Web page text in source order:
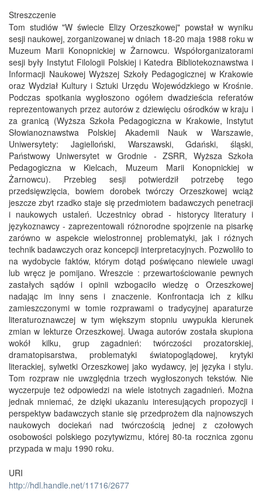
Streszczenie
Tom studiów "W świecie Elizy Orzeszkowej" powstał w wyniku
sesji naukowej, zorganizowanej w dniach 18-20 maja 1988 roku w
Muzeum Marii Konopnickiej w Żarnowcu. Współorganizatorami
sesji były Instytut Filologii Polskiej i Katedra Bibliotekoznawstwa i
Informacji Naukowej Wyższej Szkoły Pedagogicznej w Krakowie
oraz Wydział Kultury i Sztuki Urzędu Wojewódzkiego w Krośnie.
Podczas spotkania wygłoszono ogółem dwadzieścia referatów
reprezentowanych przez autorów z dziewięciu ośrodków w kraju i
za granicą (Wyższa Szkoła Pedagogiczna w Krakowie, Instytut
Słowianoznawstwa Polskiej Akademii Nauk w Warszawie,
Uniwersytety: Jagielloński, Warszawski, Gdański, śląski,
Państwowy Uniwersytet w Grodnie - ZSRR, Wyższa Szkoła
Pedagogiczna w Kielcach, Muzeum Marii Konopnickiej w
Żarnowcu). Przebieg sesji potwierdził potrzebę tego
przedsięwzięcia, bowiem dorobek twórczy Orzeszkowej wciąż
jeszcze zbyt rzadko staje się przedmiotem badawczych penetracji
i naukowych ustaleń. Uczestnicy obrad - historycy literatury i
językoznawcy - zaprezentowali różnorodne spojrzenie na pisarkę
zarówno w aspekcie wielostronnej problematyki, jak i różnych
technik badawczych oraz koncepcji interpretacyjnych. Pozwoliło to
na wydobycie faktów, którym dotąd poświęcano niewiele uwagi
lub wręcz je pomijano. Wreszcie : przewartościowanie pewnych
zastałych sądów i opinii wzbogaciło wiedzę o Orzeszkowej
nadając im inny sens i znaczenie. Konfrontacja ich z kilku
zamieszczonymi w tomie rozprawami o tradycyjnej aparaturze
literaturoznawczej w tym większym stopniu uwypukla kierunek
zmian w lekturze Orzeszkowej. Uwaga autorów została skupiona
wokół kilku, grup zagadnień: twórczości prozatorskiej,
dramatopisarstwa, problematyki światopoglądowej, krytyki
literackiej, sylwetki Orzeszkowej jako wydawcy, jej języka i stylu.
Tom rozpraw nie uwzględnia trzech wygłoszonych tekstów. Nie
wyczerpuje też odpowiedzi na wiele istotnych zagadnień. Można
jednak mniemać, że dzięki ukazaniu interesujących propozycji i
perspektyw badawczych stanie się przedprożem dla najnowszych
naukowych dociekań nad twórczością jednej z czołowych
osobowości polskiego pozytywizmu, której 80-ta rocznica zgonu
przypada w maju 1990 roku.
URI
http://hdl.handle.net/11716/2677